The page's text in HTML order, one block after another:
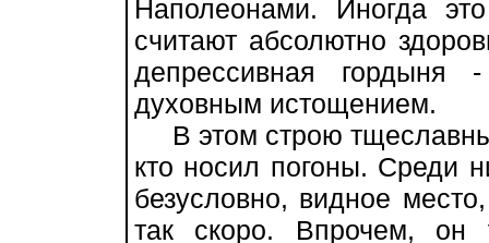
Наполеонами. Иногда
считают абсолютно
депрессивная
духовным истощением.
В этом строю
кто носил погоны. Среди
безусловно, видное
так скоро. Впрочем, он